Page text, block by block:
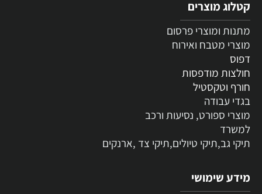
קטלוג מוצרים
מתנות ומוצרי פרסום
מוצרי מטבח ואירוח
דפוס
חולצות מודפסות
חורף וטקסטיל
בגדי עבודה
מוצרי ספורט, נסיעות ורכב
למשרד
תיקי גב,תיקי טיולים,תיקי צד ,ארנקים
מידע שימושי